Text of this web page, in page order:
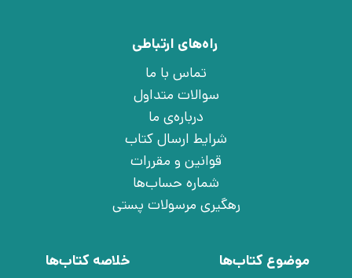
راه‌های ارتباطی
تماس با ما
سوالات متداول
درباره‌ی ما
شرایط ارسال کتاب
قوانین و مقررات
شماره حساب‌ها
رهگیری مرسولات پستی
موضوع کتاب‌ها
خلاصه کتاب‌ها